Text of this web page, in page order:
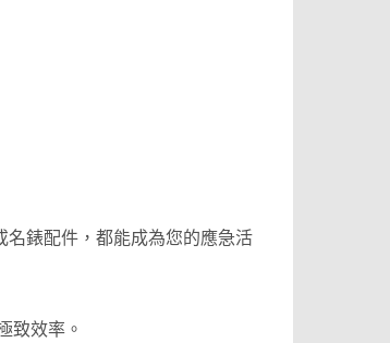
名錶配件，都能成為您的應急活
致效率。